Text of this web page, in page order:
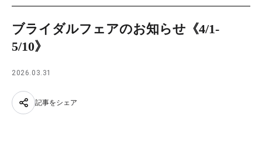
JP
ブライダルフェアのお知らせ《4/1-
5/10》
2026.03.31
記事をシェア